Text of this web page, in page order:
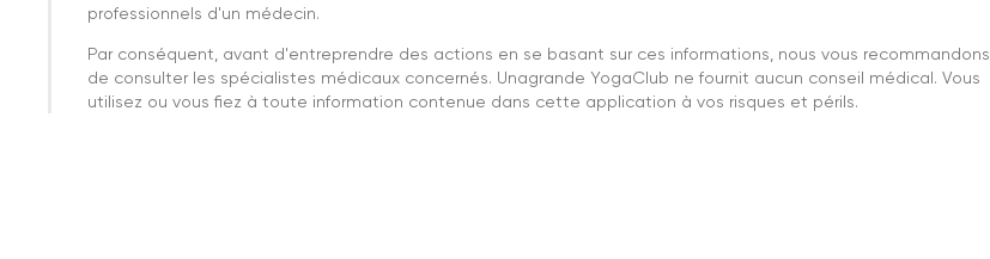
professionnels d'un médecin.
Par conséquent, avant d'entreprendre des actions en se basant sur ces informations, nous vous recommandons
de consulter les spécialistes médicaux concernés. Unagrande YogaClub ne fournit aucun conseil médical. Vous
utilisez ou vous fiez à toute information contenue dans cette application à vos risques et périls.